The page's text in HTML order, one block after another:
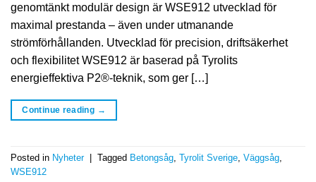
genomtänkt modulär design är WSE912 utvecklad för
maximal prestanda – även under utmanande
strömförhållanden. Utvecklad för precision, driftsäkerhet
och flexibilitet WSE912 är baserad på Tyrolits
energieffektiva P2®-teknik, som ger […]
Continue reading →
Posted in Nyheter Tagged Betongsåg, Tyrolit Sverige, Väggsåg,
WSE912